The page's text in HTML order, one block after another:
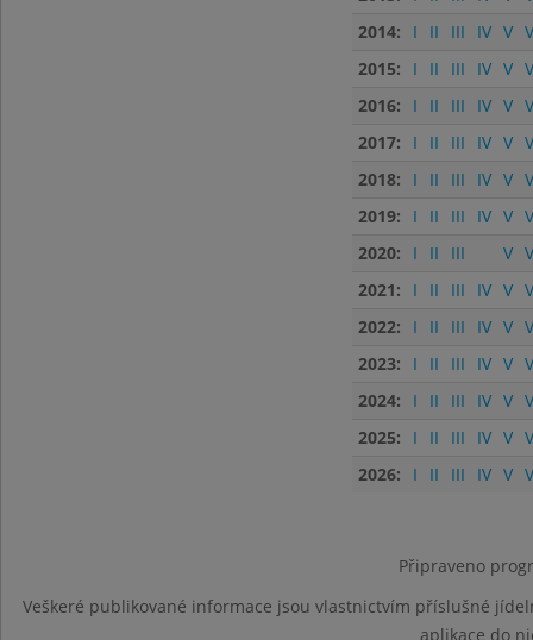
2014:
I II III IV V
2015:
I II III IV V
2016:
I II III IV V
2017:
I II III IV V
2018:
I II III IV V
2019:
I II III IV V
2020:
I II III V
2021:
I II III IV V
2022:
I II III IV V
2023:
I II III IV V
2024:
I II III IV V
2025:
I II III IV V
2026:
I II III IV V
Připraveno
Veškeré publikované informace jsou vlastnictvím příslušné
aplikace do